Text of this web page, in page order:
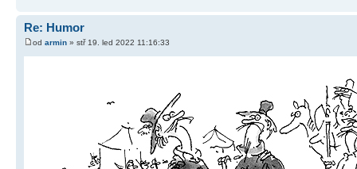
Re: Humor
od armin » stř 19. led 2022 11:16:33